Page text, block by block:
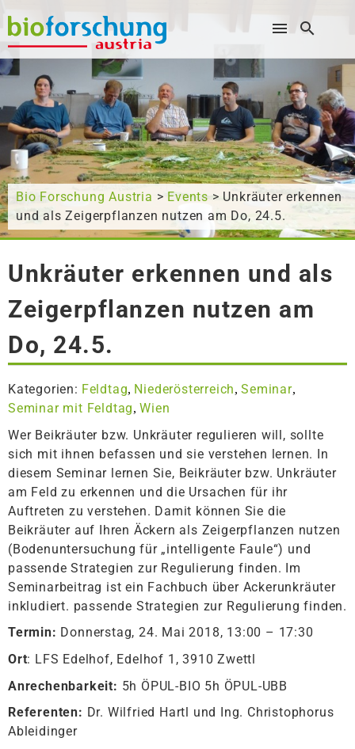
Wonach suchen Sie?
Bio Forschung Austria > Events > Unkräuter erkennen
und als Zeigerpflanzen nutzen am Do, 24.5.
Unkräuter erkennen und als
Zeigerpflanzen nutzen am
Do, 24.5.
Kategorien: Feldtag, Niederösterreich,Seminar,
Seminar mit Feldtag,Wien
Wer Beikräuter bzw. Unkräuter regulieren will, sollte
sich mit ihnen befassen und sie verstehen lernen. In
diesem Seminar lernen Sie, Beikräuter bzw. Unkräuter
am Feld zu erkennen und die Ursachen für ihr
Auftreten zu verstehen. Damit können Sie die
Beikräuter auf Ihren Äckern als Zeigerpflanzen nutzen
(Bodenuntersuchung für „intelligente Faule“) und
passende Strategien zur Regulierung finden. Im
Seminarbeitrag ist ein Fachbuch über Ackerunkräuter
inkludiert. passende Strategien zur Regulierung finden.
Termin: Donnerstag, 24. Mai 2018, 13:00 – 17:30
Ort: LFS Edelhof, Edelhof 1, 3910 Zwettl
Anrechenbarkeit: 5h ÖPUL-BIO 5h ÖPUL-UBB
Referenten: Dr. Wilfried Hartl und Ing. Christophorus
Ableidinger